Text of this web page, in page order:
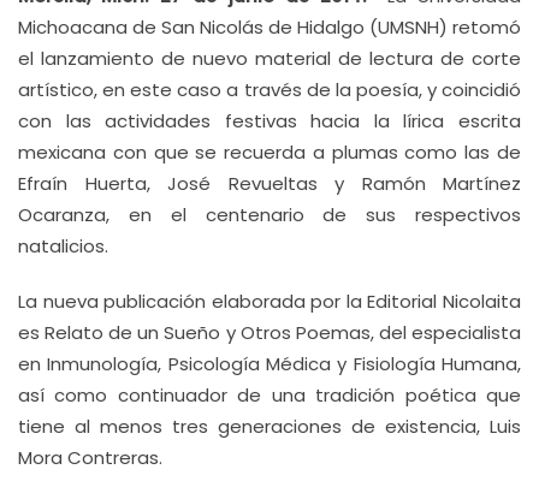
Michoacana de San Nicolás de Hidalgo (UMSNH) retomó
el lanzamiento de nuevo material de lectura de corte
artístico, en este caso a través de la poesía, y coincidió
con las actividades festivas hacia la lírica escrita
mexicana con que se recuerda a plumas como las de
Efraín Huerta, José Revueltas y Ramón Martínez
Ocaranza, en el centenario de sus respectivos
natalicios.
La nueva publicación elaborada por la Editorial Nicolaita
es Relato de un Sueño y Otros Poemas, del especialista
en Inmunología, Psicología Médica y Fisiología Humana,
así como continuador de una tradición poética que
tiene al menos tres generaciones de existencia, Luis
Mora Contreras.